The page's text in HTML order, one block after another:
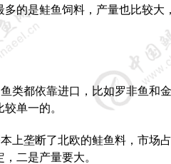
的是鲑鱼饲料，产量也比较大
类都依靠进口，比如罗非鱼和
单一的。
上垄断了北欧的鲑鱼料，市场
二是产量要大。